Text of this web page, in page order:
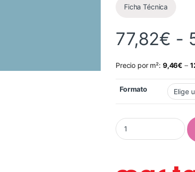
valoracione
s de
Ficha Técnica
77,82€ -
Precio por m²: 9,46€ –
Formato
Vinilo MACTAC Glass